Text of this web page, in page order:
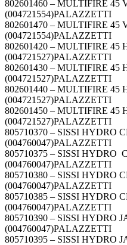
802601460 – MULTIFIRE 45
(004721554)PALAZZETTI
802601470 – MULTIFIRE 45
(004721554)PALAZZETTI
802601420 – MULTIFIRE 45
(004721527)PALAZZETTI
802601430 – MULTIFIRE 45
(004721527)PALAZZETTI
802601440 – MULTIFIRE 45
(004721527)PALAZZETTI
802601450 – MULTIFIRE 45
(004721527)PALAZZETTI
805710370 – SISSI HYDRO
(004760047)PALAZZETTI
805710375 – SISSI HYDRO
(004760047)PALAZZETTI
805710380 – SISSI HYDRO
(004760047)PALAZZETTI
805710385 – SISSI HYDRO
(004760047)PALAZZETTI
805710390 – SISSI HYDRO
(004760047)PALAZZETTI
805710395 – SISSI HYDRO